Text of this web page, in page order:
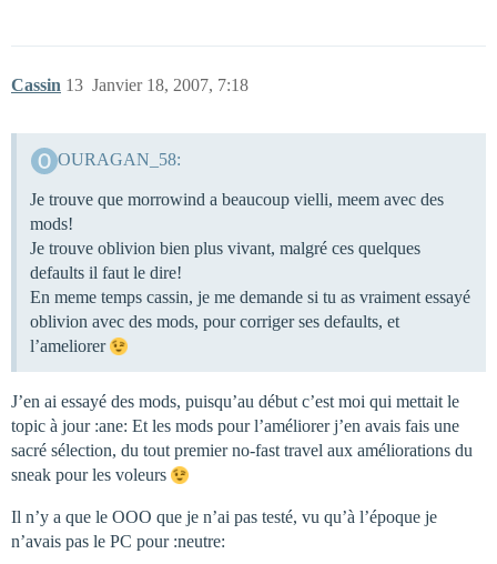
Cassin Janvier 18, 2007, 7:18
13
OURAGAN_58:
Je trouve que morrowind a beaucoup vielli, meem avec des
mods!
Je trouve oblivion bien plus vivant, malgré ces quelques
defaults il faut le dire!
En meme temps cassin, je me demande si tu as vraiment essayé
oblivion avec des mods, pour corriger ses defaults, et
l’ameliorer
J’en ai essayé des mods, puisqu’au début c’est moi qui mettait le
topic à jour :ane: Et les mods pour l’améliorer j’en avais fais une
sacré sélection, du tout premier no-fast travel aux améliorations du
sneak pour les voleurs
Il n’y a que le OOO que je n’ai pas testé, vu qu’à l’époque je
n’avais pas le PC pour :neutre: